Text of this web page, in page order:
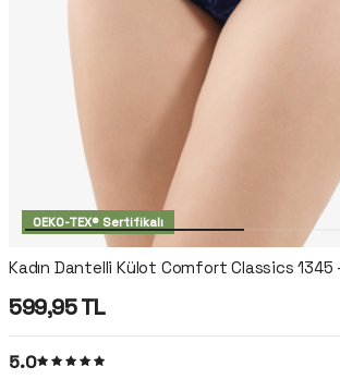
OEKO-TEX® Sertifikalı
Kadın Dantelli Külot Comfort Classics
599,95TL
5.0